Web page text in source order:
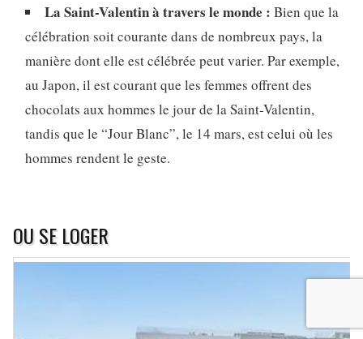
La Saint-Valentin à travers le monde : Bien que la
célébration soit courante dans de nombreux pays, la
manière dont elle est célébrée peut varier. Par exemple,
au Japon, il est courant que les femmes offrent des
chocolats aux hommes le jour de la Saint-Valentin,
tandis que le “Jour Blanc”, le 14 mars, est celui où les
hommes rendent le geste.
OU SE LOGER